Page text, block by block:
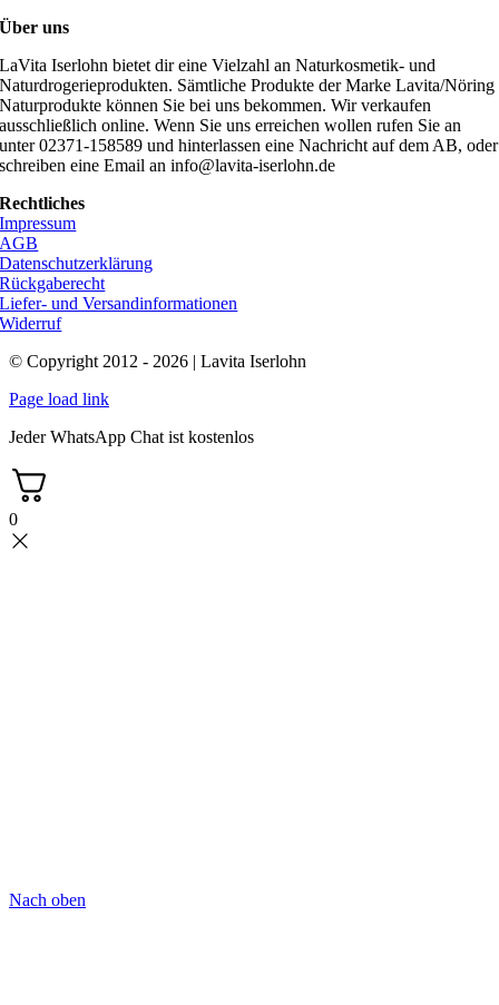
Über uns
LaVita Iserlohn bietet dir eine Vielzahl an Naturkosmetik- und
Naturdrogerieprodukten. Sämtliche Produkte der Marke Lavita/Nöring
Naturprodukte können Sie bei uns bekommen. Wir verkaufen
ausschließlich online. Wenn Sie uns erreichen wollen rufen Sie an
unter 02371-158589 und hinterlassen eine Nachricht auf dem AB, oder
schreiben eine Email an info@lavita-iserlohn.de
Rechtliches
Impressum
AGB
Datenschutzerklärung
Rückgaberecht
Liefer- und Versandinformationen
Widerruf
© Copyright 2012 - 2026 | Lavita Iserlohn
Page load link
Jeder WhatsApp Chat ist kostenlos
0
Nach oben